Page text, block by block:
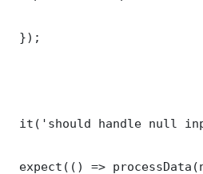
});
it('should handle null
expect(() =>